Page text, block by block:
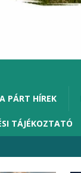
PÁRT HÍREK
TÁJÉKOZTATÓ